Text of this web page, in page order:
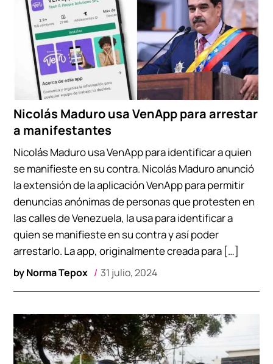
Nicolás Maduro usa VenApp para arrestar
a manifestantes
byNorma Tepox 31 julio, 2024
Nicolás Maduro usa VenApp para identificar a quien
se manifieste en su contra. Nicolás Maduro anunció
la extensión de la aplicación VenApp para permitir
denuncias anónimas de personas que protesten en
las calles de Venezuela, la usa para identificar a
quien se manifieste en su contra y así poder
arrestarlo. La app, originalmente creada para […]